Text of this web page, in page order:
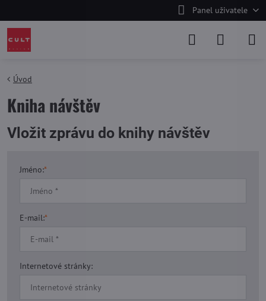
Panel uživatele
Úvod
Kniha návštěv
Vložit zprávu do knihy návštěv
Jméno:*
E-mail:*
Internetové stránky: